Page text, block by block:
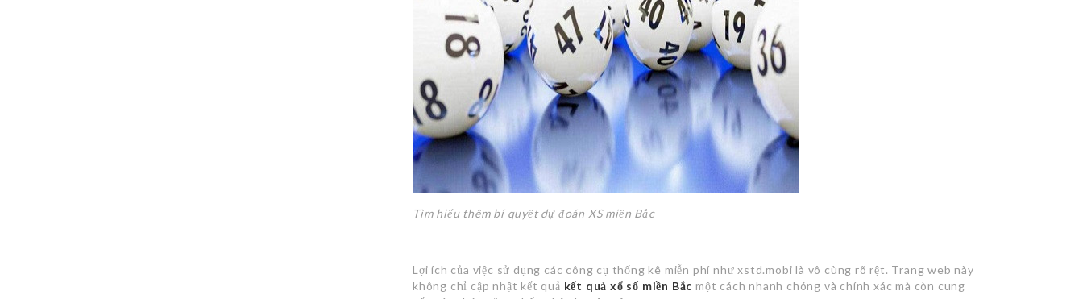
Tìm hiểu thêm bí quyết dự đoán XS miền Bắc
Lợi ích của việc sử dụng các công cụ thống kê miễn phí như xstd.mobi là vô cùng rõ rệt. Trang web này
không chỉ cập nhật kết quả kết quả xổ số miền Bắc một cách nhanh chóng và chính xác mà còn cung